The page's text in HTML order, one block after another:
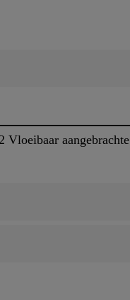
Vloeibaar aangebrachte